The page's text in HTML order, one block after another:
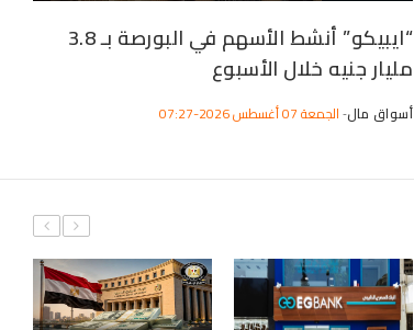
“ايبيكو” أنشط الأسهم في البورصة بـ 3.8
مليار جنيه خلال الأسبوع
أسواق مال- الجمعة 07 أغسطس 2026-07:27